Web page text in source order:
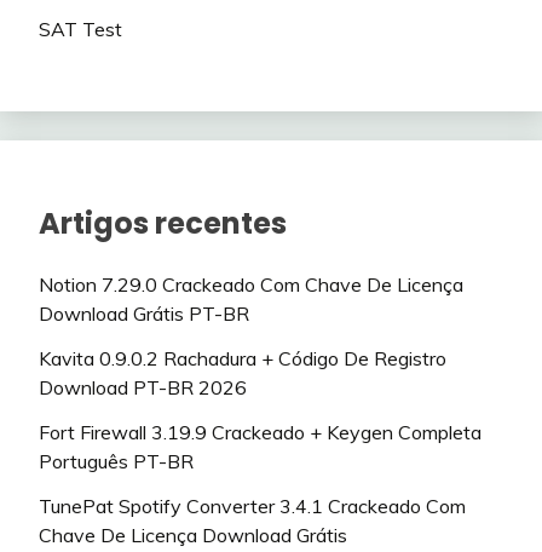
SAT Test
Artigos recentes
Notion 7.29.0 Crackeado Com Chave De Licença
Download Grátis PT-BR
Kavita 0.9.0.2 Rachadura + Código De Registro
Download PT-BR 2026
Fort Firewall 3.19.9 Crackeado + Keygen Completa
Português PT-BR
TunePat Spotify Converter 3.4.1 Crackeado Com
Chave De Licença Download Grátis